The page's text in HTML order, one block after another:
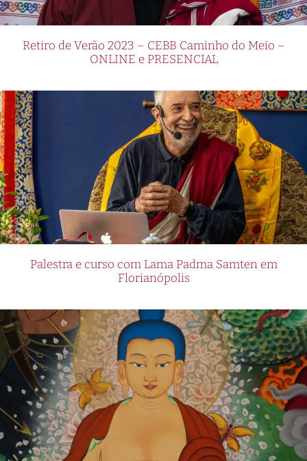
Retiro de Verão 2023 – CEBB Caminho do Meio –
ONLINE e PRESENCIAL
Palestra e curso com Lama Padma Samten em
Florianópolis